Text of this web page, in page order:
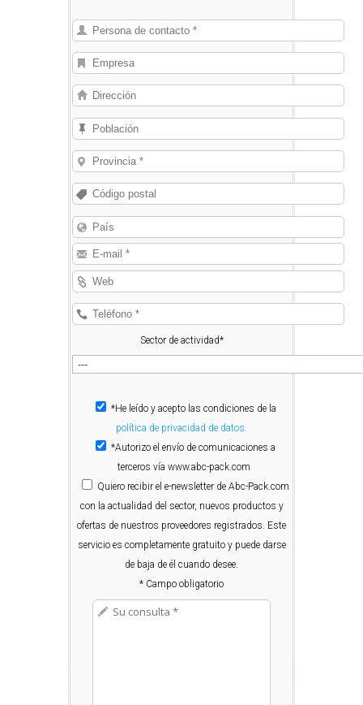
láser, impresoras de transferencia
térmica y equipos de etiquetado, para
imprimir datos variables en cualquier
material.
Sector de actividad*
*He leído y acepto las condiciones de la
política de privacidad de datos.
*Autorizo el envío de comunicaciones a
terceros vía www.abc-pack.com
Quiero recibir el e-newsletter de Abc-Pack.com
con la actualidad del sector, nuevos productos y
ofertas de nuestros proveedores registrados. Este
servicio es completamente gratuito y puede darse
de baja de él cuando desee.
* Campo obligatorio